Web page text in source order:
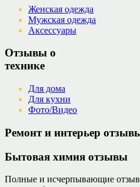
Женская одежда
Мужская одежда
Аксессуары
Отзывы о
технике
Для дома
Для кухни
Фото/Видео
Ремонт и интерьер
Бытовая химия отзывы
Полные и исчерпывающие